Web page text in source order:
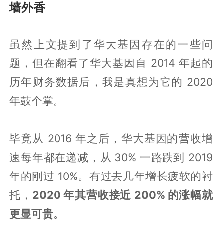
墙外香
虽然上文提到了华大基因存在的一些问
题，但在翻看了华大基因自 2014 年起的
历年财务数据后，我是真想为它的 2020
年鼓个掌。
毕竟从 2016 年之后，华大基因的营收增
速每年都在递减，从 30% 一路跌到 2019
年的刚过 10%。有过去几年增长疲软的衬
托， 2020 年其营收接近 200% 的涨幅就
更显可贵。